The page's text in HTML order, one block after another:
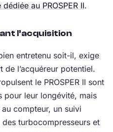
au PROSPER II.
l’acquisition
entretenu soit-il, exige
l’acquéreur potentiel.
le PROSPER II sont
pour leur longévité, mais
compteur, un suivi
turbocompresseurs et